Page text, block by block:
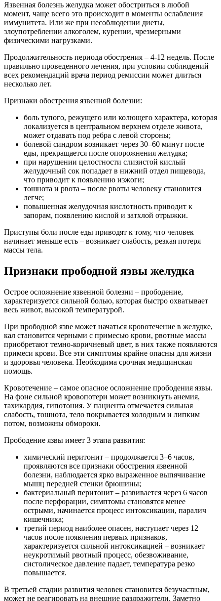
Язвенная болезнь желудка может обостриться в любой
момент, чаще всего это происходит в моменты ослабления
иммунитета. Или же при несоблюдении диеты,
злоупотреблении алкоголем, курении, чрезмерными
физическими нагрузками.
Продолжительность периода обострения – 4-12 недель. После
правильно проведенного лечения, при условии соблюдений
всех рекомендаций врача период ремиссии может длиться
несколько лет.
Признаки обострения язвенной болезни:
боль тупого, режущего или колющего характера, которая
локализуется в центральном верхнем отделе живота,
может отдавать под ребра с левой стороны;
болевой синдром возникает через 30–60 минут после
еды, прекращается после опорожнения желудка;
при нарушении целостности слизистой кислый
желудочный сок попадает в нижний отдел пищевода,
что приводит к появлению изжоги;
тошнота и рвота – после рвоты человеку становится
легче;
повышенная желудочная кислотность приводит к
запорам, появлению кислой и затхлой отрыжки.
Приступы боли после еды приводят к тому, что человек
начинает меньше есть – возникает слабость, резкая потеря
массы тела.
Признаки прободной язвы желудка
Острое осложнение язвенной болезни – прободение,
характеризуется сильной болью, которая быстро охватывает
весь живот, высокой температурой.
При прободной язве может начаться кровотечение в желудке,
кал становится черными с примесью крови, рвотные массы
приобретают темно-коричневый цвет, в них также появляются
примеси крови. Все эти симптомы крайне опасны для жизни
и здоровья человека. Необходима срочная медицинская
помощь.
Кровотечение – самое опасное осложнение прободения язвы.
На фоне сильной кровопотери может возникнуть анемия,
тахикардия, гипотония. У пациента отмечается сильная
слабость, тошнота, тело покрывается холодным и липким
потом, возможны обмороки.
Прободение язвы имеет 3 этапа развития:
химический перитонит – продолжается 3–6 часов,
проявляются все признаки обострения язвенной
болезни, наблюдается ярко выраженное выпячивание
мышц передней стенки брюшины;
бактериальный перитонит – развивается через 6 часов
после перфорации, симптомы становятся менее
острыми, начинается процесс интоксикации, паралич
кишечника;
третий период наиболее опасен, наступает через 12
часов после появления первых признаков,
характеризуется сильной интоксикацией – возникает
неукротимый рвотный процесс, обезвоживание,
систолическое давление падает, температура резко
повышается.
В третьей стадии развития человек становится безучастным,
может не реагировать на внешние раздражители. Заметно